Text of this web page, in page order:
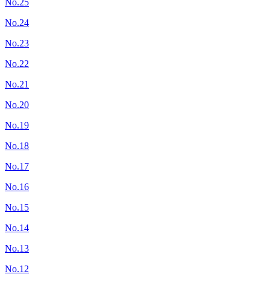
No.24
No.23
No.22
No.21
No.20
No.19
No.18
No.17
No.16
No.15
No.14
No.13
No.12